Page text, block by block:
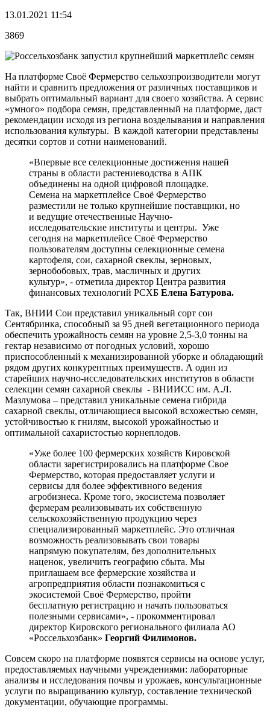
13.01.2021 11:54
3869
На платформе Своё Фермерство сельхозпроизводители могут
найти и сравнить предложения от различных поставщиков и
выбрать оптимальный вариант для своего хозяйства. А сервис
«умного» подбора семян, представленный на платформе, даст
рекомендации исходя из региона возделывания и направления
использования культуры. В каждой категории представлены
десятки сортов и сотни наименований.
«Впервые все селекционные достижения нашей
страны в области растениеводства в АПК
объединены на одной цифровой площадке.
Семена на маркетплейсе Своё Фермерство
разместили не только крупнейшие поставщики, но
и ведущие отечественные Научно-
исследовательские институты и центры. Уже
сегодня на маркетплейсе Своё Фермерство
пользователям доступны селекционные семена
картофеля, сои, сахарной свеклы, зерновых,
зернобобовых, трав, масличных и других
культур», - отметила директор Центра развития
финансовых технологий РСХБ Елена Батурова.
Так, ВНИИ Сои представил уникальный сорт сои
Сентябринка, способный за 95 дней вегетационного периода
обеспечить урожайность семян на уровне 2,5-3,0 тонны на
гектар независимо от погодных условий, хорошо
приспособленный к механизированной уборке и обладающий
рядом других конкурентных преимуществ. А один из
старейших научно-исследовательских институтов в области
селекции семян сахарной свеклы - ВНИИСС им. А.Л.
Мазлумова – представил уникальные семена гибрида
сахарной свеклы, отличающиеся высокой всхожестью семян,
устойчивостью к гнилям, высокой урожайностью и
оптимальной сахаристостью корнеплодов.
«Уже более 100 фермерских хозяйств Кировской
области зарегистрировались на платформе Свое
Фермерство, которая предоставляет услуги и
сервисы для более эффективного ведения
агробизнеса. Кроме того, экосистема позволяет
фермерам реализовывать их собственную
сельскохозяйственную продукцию через
специализированный маркетплейс. Это отличная
возможность реализовывать свои товары
напрямую покупателям, без дополнительных
наценок, увеличить географию сбыта. Мы
приглашаем все фермерские хозяйства и
агропредприятия области познакомиться с
экосистемой Своё Фермерство, пройти
бесплатную регистрацию и начать пользоваться
полезными сервисами», - прокомментировал
директор Кировского регионального филиала АО
«Россельхозбанк» Георгий Филимонов.
Совсем скоро на платформе появятся сервисы на основе услуг,
предоставляемых научными учреждениями: лабораторные
анализы и исследования почвы и урожаев, консультационные
услуги по выращиванию культур, составление технической
документации, обучающие программы.